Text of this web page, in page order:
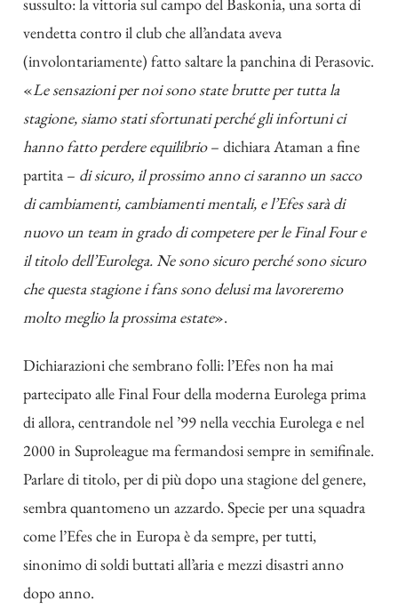
vendetta contro il club che all’andata aveva
(involontariamente) fatto saltare la panchina di Perasovic.
«Le sensazioni per noi sono state brutte per tutta la
stagione, siamo stati sfortunati perché gli infortuni ci
hanno fatto perdere equilibrio– dichiara Ataman a fine
partita – di sicuro, il prossimo anno ci saranno un sacco
di cambiamenti, cambiamenti mentali, e l’Efes sarà di
nuovo un team in grado di competere per le Final Four e
il titolo dell’Eurolega. Ne sono sicuro perché sono sicuro
che questa stagione i fans sono delusi ma lavoreremo
molto meglio la prossima estate».
Dichiarazioni che sembrano folli: l’Efes non ha mai
partecipato alle Final Four della moderna Eurolega prima
di allora, centrandole nel ’99 nella vecchia Eurolega e nel
2000 in Suproleague ma fermandosi sempre in semifinale.
Parlare di titolo, per di più dopo una stagione del genere,
sembra quantomeno un azzardo. Specie per una squadra
come l’Efes che in Europa è da sempre, per tutti,
sinonimo di soldi buttati all’aria e mezzi disastri anno
dopo anno.